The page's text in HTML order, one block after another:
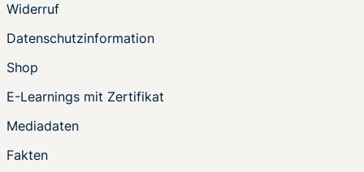
Widerruf
Datenschutzinformation
Shop
E-Learnings mit Zertifikat
Mediadaten
Fakten